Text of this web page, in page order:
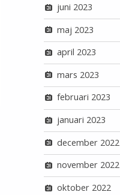
juni 2023
maj 2023
april 2023
mars 2023
februari 2023
januari 2023
december 2022
november 2022
oktober 2022